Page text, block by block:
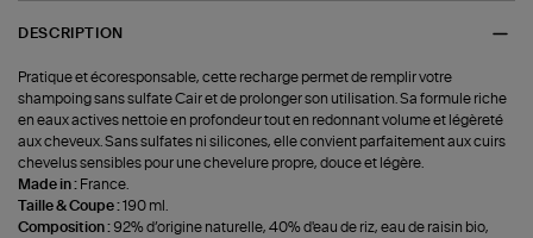
DESCRIPTION
Pratique et écoresponsable, cette recharge permet de remplir votre
shampoing sans sulfate Cair et de prolonger son utilisation. Sa formule riche
en eaux actives nettoie en profondeur tout en redonnant volume et légèreté
aux cheveux. Sans sulfates ni silicones, elle convient parfaitement aux cuirs
chevelus sensibles pour une chevelure propre, douce et légère.
Made in : France.
Taille & Coupe :190 ml.
Composition : 92% d’origine naturelle, 40% d'eau de riz, eau de raisin bio,